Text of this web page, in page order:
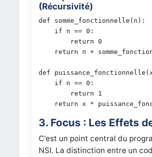
(Récursivité)
def somme_fonctionnelle(n):
    if n == 0:
        return 0
return n +
def
    if n == 0:
        return 1
return x *
3. Focus : Les Effets
C'est un point central du
NSI. La distinction entre un